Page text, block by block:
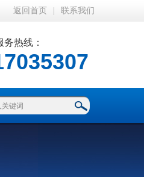
返回首页 联系我们
热线：